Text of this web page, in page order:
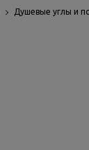
Душевые углы и